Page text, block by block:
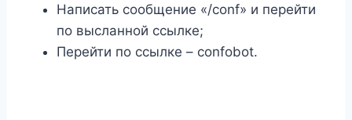
Написать сообщение «/conf» и перейти
по высланной ссылке;
Перейти по ссылке – confobot.